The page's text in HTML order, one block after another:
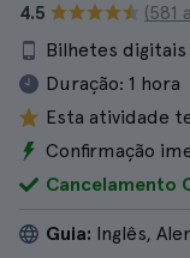
4.5
(581
Bilhetes
Duração: 1 hora
Esta atividade
Confirmação
Cancelamento
Guia: Inglês,